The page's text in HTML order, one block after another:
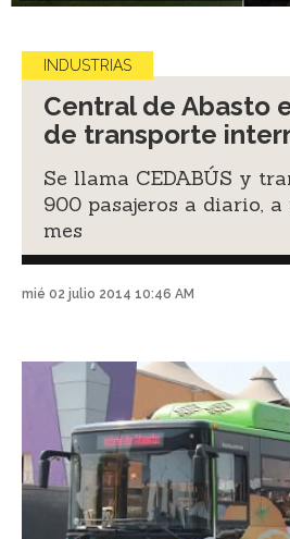
INDUSTRIAS
Central de Abasto
de transporte
Se llama CEDABÚS y
900 pasajeros a diario,
mes
mié 02 julio 2014 10:46 AM